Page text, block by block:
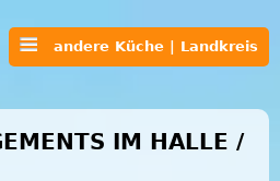
andere Küche | Landkreis
IM HALLE /